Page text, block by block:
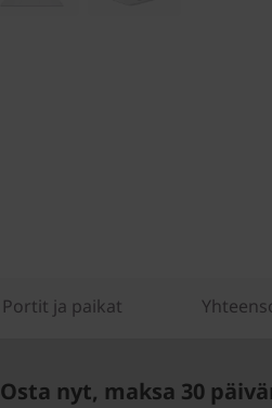
Portit ja paikat
Osta nyt, maksa 30